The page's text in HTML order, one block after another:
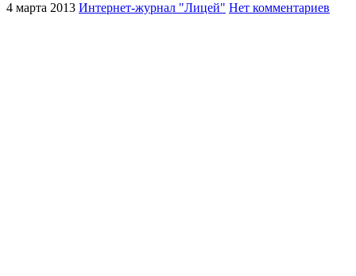
4 марта 2013 Интернет-журнал "Лицей" Нет комментариев